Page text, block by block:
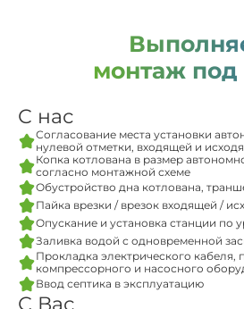
монтаж
С нас
Согласование места установки
нулевой отметки, входящей и
Копка котлована в размер
согласно монтажной схеме
Обустройство дна котлована,
Пайка врезки / врезок входящей /
Опускание и установка станции по
Заливка водой с одновременной
Прокладка электрического кабеля,
компрессорного и насосного
Ввод септика в эксплуатацию